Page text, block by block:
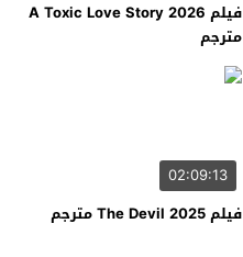
فيلم A Toxic Love Story 2026
مترجم
02:09:13
فيلم The Devil 2025 مترجم